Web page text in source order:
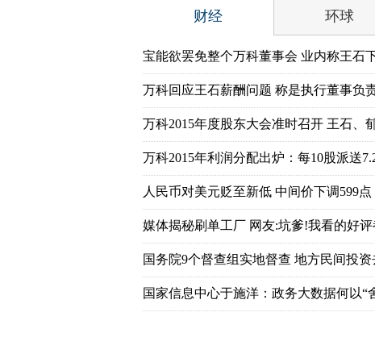
财经 环球
宝能欲罢免整个万科董事会 业内称王石
万科回应王石薪酬问题 称是执行董事负
万科2015年度股东大会准时召开 王石、
万科2015年利润分配出炉：每10股派送
人民币对美元贬至新低 中间价下调599点
媒体揭秘刷单工厂 网友:坑爹!我看的好评
国务院9个督查组实地督查 地方民间投资
国家信息中心于施洋：政务大数据何以“